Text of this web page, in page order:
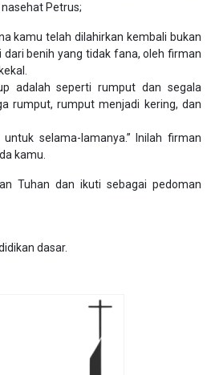
Petrus;
kamu telah dilahirkan kembali bukan
benih yang tidak fana, oleh firman
adalah seperti rumput dan segala
rumput, rumput menjadi kering, dan
selama-lamanya.” Inilah firman
kamu.
Tuhan dan ikuti sebagai pedoman
dasar.